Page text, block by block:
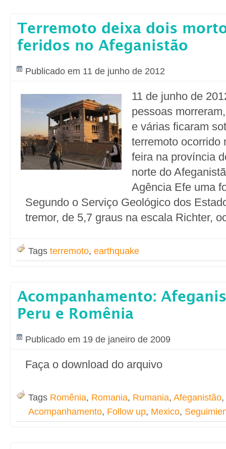
Terremoto deixa dois
feridos no Afeganistão
Publicado em 11 de junho de 2012
11 de junho de
pessoas
e várias ficaram
terremoto ocorrido
feira na província
norte do
Agência Efe uma
Segundo o Serviço Geológico dos
tremor, de 5,7 graus na escala Richter,
Tags terremoto, earthquake
Acompanhamento:
Peru e Romênia
Publicado em 19 de janeiro de 2009
Faça o download do arquivo
Tags Romênia, Romania, Rumania, Afeganistão,
Acompanhamento, Follow up, Mexico,